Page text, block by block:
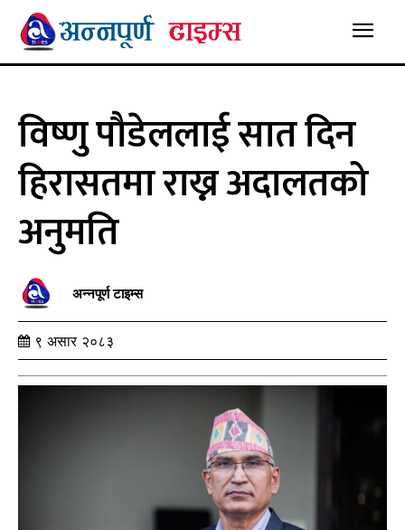
विष्णु पौडेललाई सात दिन
हिरासतमा राख्न अदालतको
अनुमति
अन्नपूर्ण टाइम्स
९ असार २०८३